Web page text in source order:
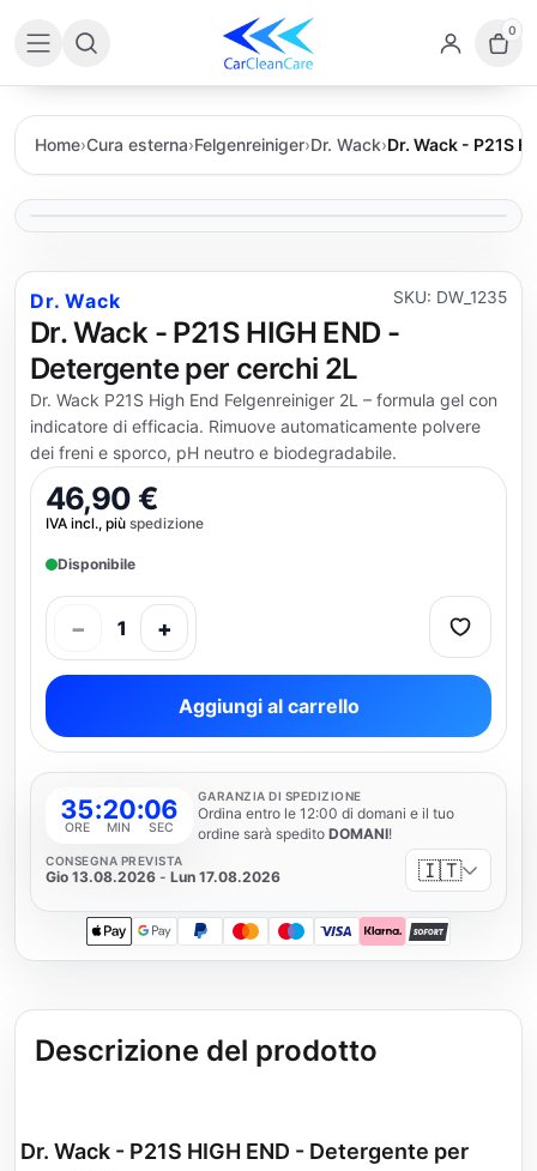
0
Home›Cura esterna›Felgenreiniger›Dr. Wack›Dr. Wack - P21S
Dr. Wack SKU: DW_1235
Dr. Wack - P21S HIGH END -
Detergente per cerchi 2L
Dr. Wack P21S High End Felgenreiniger 2L – formula gel con
indicatore di efficacia. Rimuove automaticamente polvere
dei freni e sporco, pH neutro e biodegradabile.
46,90 €
IVA incl., più spedizione
Disponibile
− 1 +
Aggiungi al carrello
35
ORE
:20
MIN
:05
SEC
GARANZIA DI SPEDIZIONE
Ordina entro le 12:00 di domani e il tuo
ordine sarà spedito DOMANI!
CONSEGNA PREVISTA
Gio 13.08.2026 - Lun 17.08.2026 🇮🇹
Apple PayGoogle Pay
PayPalMastercardMaestro
Visa KlarnaSOFORT
Descrizione del prodotto
Dr. Wack - P21S HIGH END - Detergente per